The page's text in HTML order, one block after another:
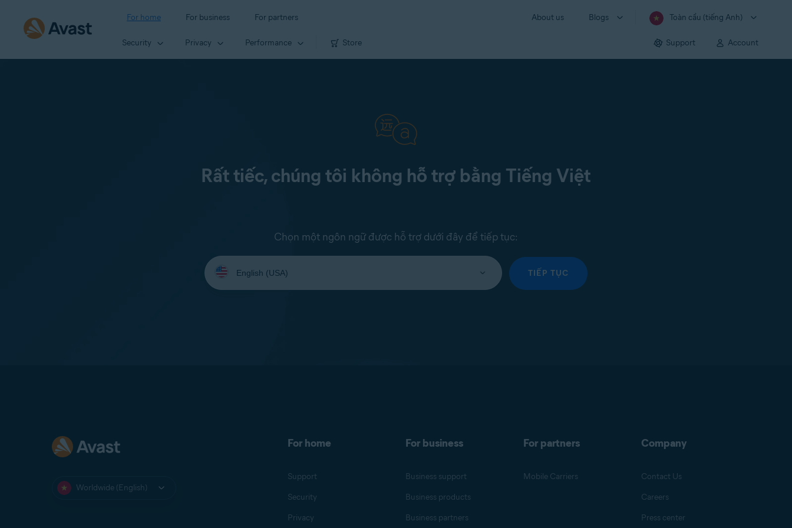
For home For business For partners About us Blogs Toàn cầu (tiếng Anh)
Security Privacy Performance Store Support Account
Rất tiếc, chúng tôi không hỗ trợ bằng Tiếng Việt
Chọn một ngôn ngữ được hỗ trợ dưới đây để tiếp tục:
Select
your
language:
TIẾP TỤC
Worldwide (English)
For home
Support
Security
Privacy
For business
Business support
Business products
Business partners
For partners
Mobile Carriers
Company
Contact Us
Careers
Press center